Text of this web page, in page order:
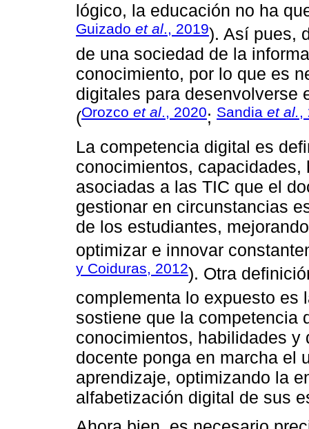
lógico, la educación no ha
Guizado et al., 2019). Así pues,
de una sociedad de la
conocimiento, por lo que es
digitales para desenvolverse
(Orozco et al., 2020; Sandia et al.,
La competencia digital es
conocimientos,
asociadas a las TIC que el
gestionar en circunstancias
de los estudiantes,
optimizar e innovar
y Coiduras, 2012). Otra
complementa lo expuesto es
sostiene que la competencia
conocimientos, habilidades y
docente ponga en marcha el
aprendizaje, optimizando la
alfabetización digital de sus